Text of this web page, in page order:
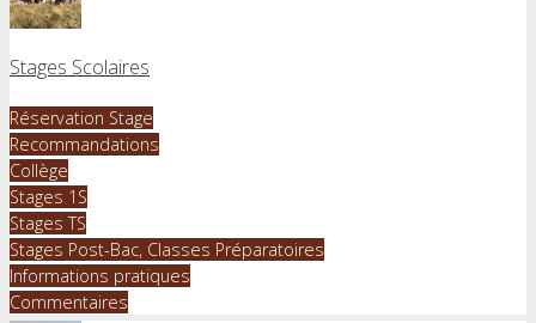
Stages Scolaires
Réservation Stage
Recommandations
Collège
Stages 1S
Stages TS
Stages Post-Bac, Classes Préparatoires
Informations pratiques
Commentaires